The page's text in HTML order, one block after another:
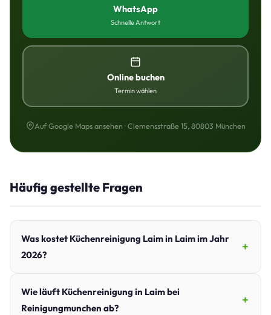
WhatsApp
Schnelle Antwort
Online buchen
Termin wählen
Auf Google Maps ansehen · Clemensstraße 15, 80803 München
Häufig gestellte Fragen
Was kostet Küchenreinigung Laim in Laim im Jahr
2026?
Wie läuft Küchenreinigung in Laim bei
Reinigungmunchen ab?